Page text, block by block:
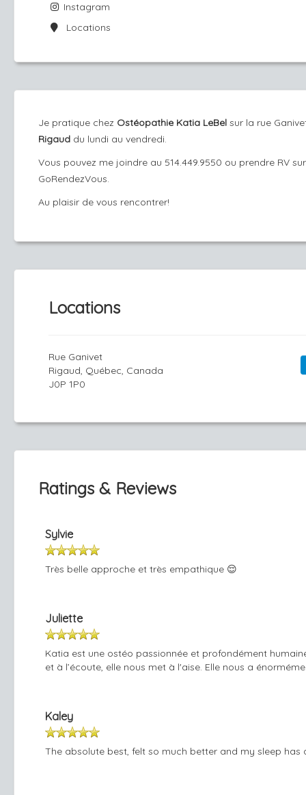
Instagram
Locations
Je pratique chez Ostéopathie Katia LeBel sur la rue
Rigaud du lundi au vendredi.
Vous pouvez me joindre au 514.449.9550 ou prendre RV sur
GoRendezVous.
Au plaisir de vous rencontrer!
Locations
Rue Ganivet
Rigaud, Québec, Canada
J0P 1P0
Ratings & Reviews
Sylvie
Très belle approche et très empathique 😌
Juliette
Katia est une ostéo passionnée et profondément
et à l’écoute, elle nous met à l'aise. Elle nous a
Kaley
The absolute best, felt so much better and my sleep has